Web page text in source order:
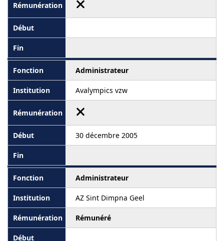
Administrateur
Avalympics vzw
30 décembre 2005
Administrateur
AZ Sint Dimpna Geel
Rémunéré